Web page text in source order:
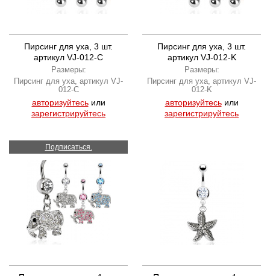
Пирсинг для уха, 3 шт.
артикул VJ-012-C
Размеры:
Пирсинг для уха, артикул VJ-
012-C
авторизуйтесьили
зарегистрируйтесь
Пирсинг для уха, 3 шт.
артикул VJ-012-K
Размеры:
Пирсинг для уха, артикул VJ-
012-K
авторизуйтесьили
зарегистрируйтесь
Подписаться.